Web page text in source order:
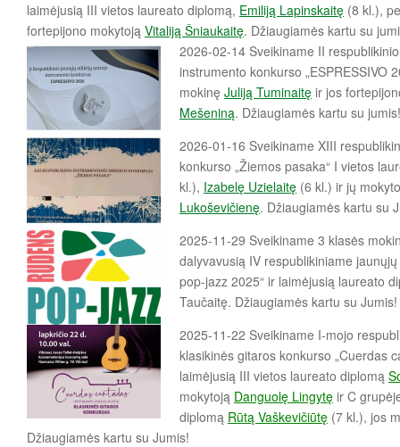
laimėjusią III vietos laureato diplomą, Emiliją Lapinskaitę (8 kl.),
fortepijono mokytoją Vitaliją Šniaukaitę. Džiaugiamės kartu su
2026-02-14 Sveikiname II
instrumento konkurso „ESPRESSIVO
mokinę Juliją Tuminaitę ir jos
Mešeniną. Džiaugiamės kartu su jumis!
2026-01-16 Sveikiname XIII
konkurso „Žiemos pasaka“ I vietos
kl.), Izabelę Uzielaitę (6 kl.) ir jų
Lukoševičienę. Džiaugiamės kartu su
2025-11-29 Sveikiname 3 klasės
dalyvavusią IV respublikiniame
pop-jazz 2025“ ir laimėjusią laureato
Taučaitę. Džiaugiamės kartu su Jumis!
2025-11-22 Sveikiname I-mojo
klasikinės gitaros konkurso „Cuerdas
laimėjusią III vietos laureato diplomą
mokytoją Danguolę Lingytę ir C
diplomą Rūtą Vaškevičiūtę (7 kl.), jos
Džiaugiamės kartu su Jumis!